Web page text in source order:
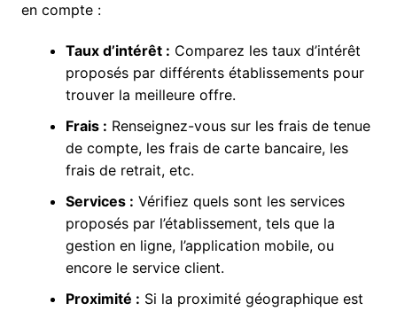
en compte :
Taux d’intérêt : Comparez les taux d’intérêt
proposés par différents établissements pour
trouver la meilleure offre.
Frais : Renseignez-vous sur les frais de tenue
de compte, les frais de carte bancaire, les
frais de retrait, etc.
Services : Vérifiez quels sont les services
proposés par l’établissement, tels que la
gestion en ligne, l’application mobile, ou
encore le service client.
Proximité : Si la proximité géographique est